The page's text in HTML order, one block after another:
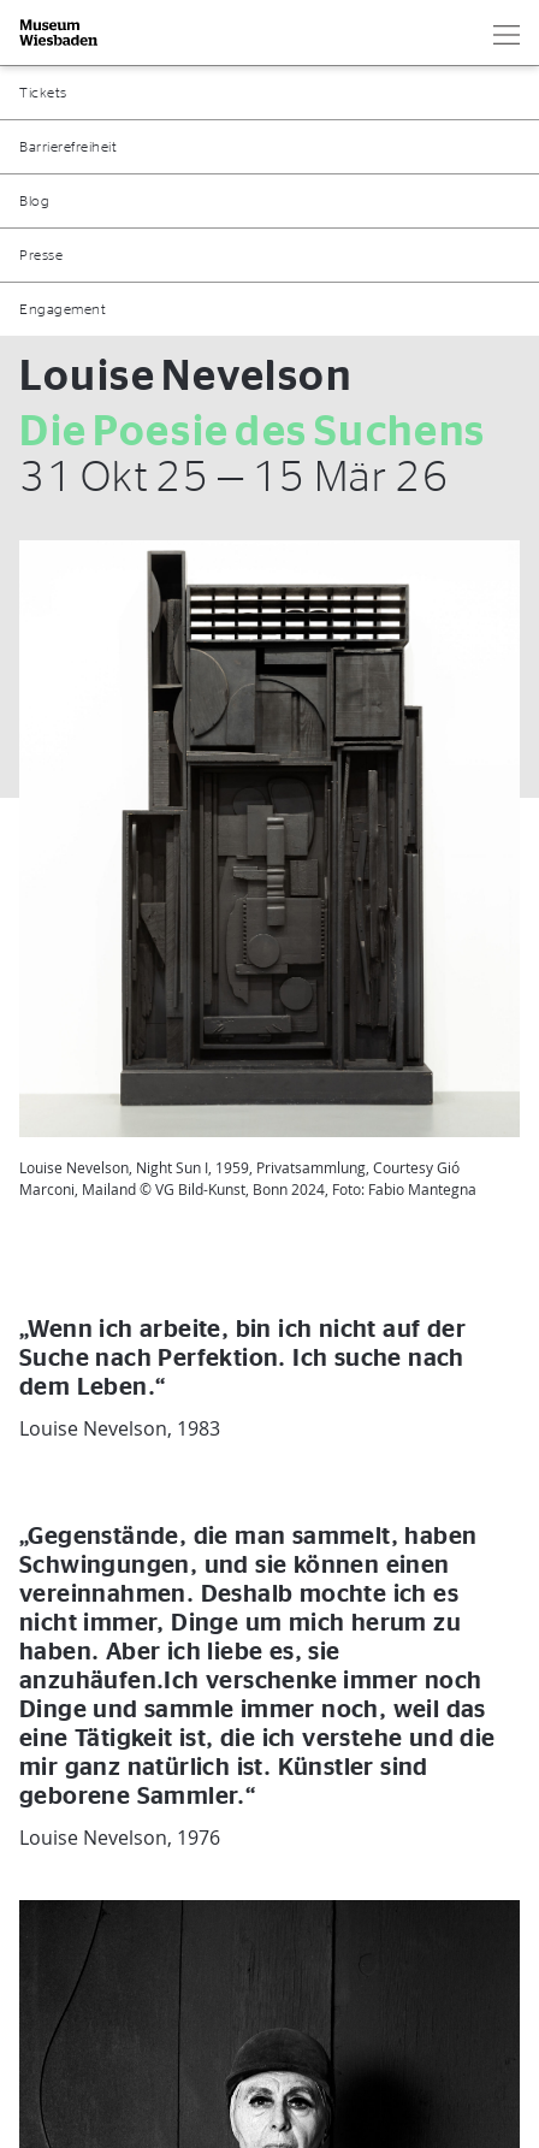
Zur Startseite
Tickets
Barrierefreiheit
Blog
Presse
Engagement
Louise Nevelson
Die Poesie des Suchens
31 Okt 25 — 15 Mär 26
Louise Nevelson, Night Sun I, 1959, Privatsammlung, Courtesy Gió
Marconi, Mailand © VG Bild-Kunst, Bonn 2024, Foto: Fabio Mantegna
„Wenn ich arbeite, bin ich nicht auf der
Suche nach Perfektion. Ich suche nach
dem Leben.“
Louise Nevelson, 1983
„Gegenstände, die man sammelt, haben
Schwingungen, und sie können einen
vereinnahmen. Deshalb mochte ich es
nicht immer, Dinge um mich herum zu
haben. Aber ich liebe es, sie
anzuhäufen.Ich verschenke immer noch
Dinge und sammle immer noch, weil das
eine Tätigkeit ist, die ich verstehe und die
mir ganz natürlich ist. Künstler sind
geborene Sammler.“
Louise Nevelson, 1976